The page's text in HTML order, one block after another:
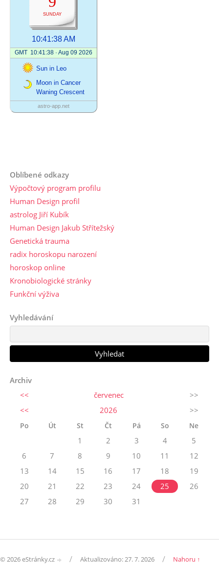
Oblíbené odkazy
Výpočtový program profilu
Human Design profil
astrolog Jiří Kubík
Human Design Jakub Střítežský
Genetická trauma
radix horoskopu narození
horoskop online
Kronobiologické stránky
Funkční výživa
Vyhledávání
Archiv
<<
červenec
>>
<<
2026 >>
Po Út St Čt Pá So Ne
1 2 3 4
5
6
7 8 9 10 11
12
13
14 15 16 17 18
19
20
21 22 23 24 25
26
27
28 29 30 31
© 2026 eStránky.cz / Aktualizováno: 27. 7. 2026 / Nahoru ↑